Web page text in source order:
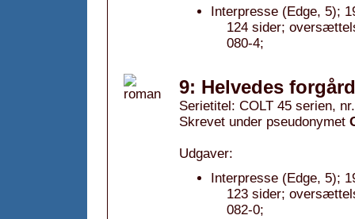
Interpresse (Edge, 5);
124 sider;
080-4;
9: Helvedes
Serietitel: COLT 45 serien,
Skrevet under pseudonymet
Udgaver:
Interpresse (Edge, 5);
123 sider;
082-0;